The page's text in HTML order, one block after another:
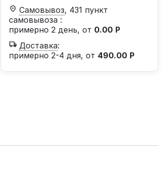
Самовывоз, 431 пункт
самовывоза :
примерно 2 день, от 0.00 Р
Доставка:
примерно 2-4 дня, от 490.00 Р